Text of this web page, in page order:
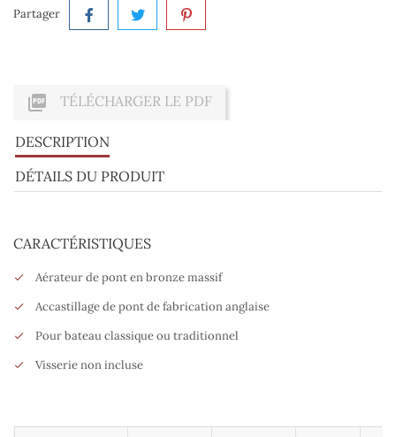
Partager
 TÉLÉCHARGER LE PDF
DESCRIPTION
DÉTAILS DU PRODUIT
CARACTÉRISTIQUES
Aérateur de pont en bronze massif
Accastillage de pont de fabrication anglaise
Pour bateau classique ou traditionnel
Visserie non incluse